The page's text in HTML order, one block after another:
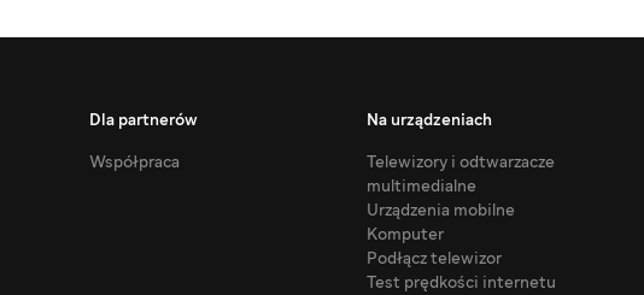
Dla partnerów
Współpraca
Na urządzeniach
Telewizory i odtwarzacze
multimedialne
Urządzenia mobilne
Komputer
Podłącz telewizor
Test prędkości internetu